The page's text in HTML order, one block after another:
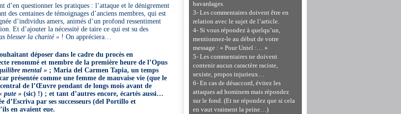
questionner les pratiques : l’attaque et le dénigrement
des centaines de témoignages d’anciens membres, qui est
d’individus amers, animés d’un profond ressentiment
Et d’ajouter la nécessité de taire ce qui est su des
blesser la charité »! On appréciera…
déposer dans le cadre du procès en
renommé et membre de la première heure de l’Opus
mental » ; Maria del Carmen Tapia, un temps
présentée comme une femme de mauvaise vie (que le
de l’Œuvre pendant de longs mois avant de
pute » (sic) !) ; et tant d’autres encore, écartés aussi…
d’Escriva par ses successeurs (del Portillo et
en avaient eue.
bavardages.
3- Les commentaires doivent être en
relation avec le sujet de l’article.
4- Si vous répondez à quelqu’un,
mentionnez-le au début de votre
message : « Pour Untel :… »
5- Les commentaires ne doivent
contenir aucun caractère raciste,
sexiste, propos injurieux…
6- En cas de désaccord, évitez les
attaques ad hominem mais répondez
sur le fond. (Et ne répondez que si cela
en vaut vraiment la peine…)